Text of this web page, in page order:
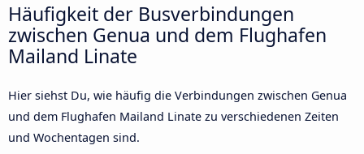
Häufigkeit der Busverbindungen
zwischen Genua und dem Flughafen
Mailand Linate
Hier siehst Du, wie häufig die Verbindungen zwischen Genua
und dem Flughafen Mailand Linate zu verschiedenen Zeiten
und Wochentagen sind.